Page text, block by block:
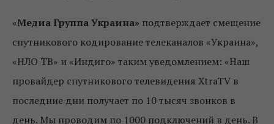
«Медиа Группа Украина» подтверждает смещение
спутникового кодирование телеканалов «Украина»,
«НЛО ТВ» и «Индиго» таким уведомлением: «Наш
провайдер спутникового телевидения XtraTV в
последние дни получает по 10 тысяч звонков в
день. Мы проводим по 1000 подключений в день. В